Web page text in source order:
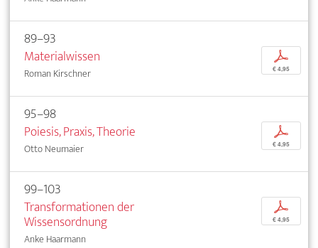
89–93
Materialwissen
Roman Kirschner
p
€ 4,95
95–98
Poiesis, Praxis, Theorie
Otto Neumaier
p
€ 4,95
99–103
Transformationen der
Wissensordnung
Anke Haarmann
p
€ 4,95